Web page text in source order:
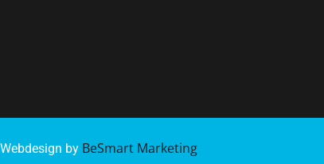
Webdesign by BeSmart Marketing